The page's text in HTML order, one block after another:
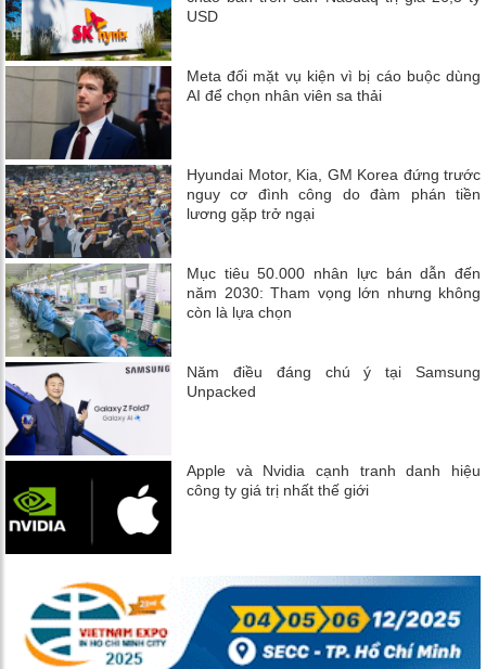
USD
Meta đối mặt vụ kiện vì bị cáo buộc dùng
AI để chọn nhân viên sa thải
Hyundai Motor, Kia, GM Korea đứng trước
nguy cơ đình công do đàm phán tiền
lương gặp trở ngại
Mục tiêu 50.000 nhân lực bán dẫn đến
năm 2030: Tham vọng lớn nhưng không
còn là lựa chọn
Năm điều đáng chú ý tại Samsung
Unpacked
Apple và Nvidia cạnh tranh danh hiệu
công ty giá trị nhất thế giới